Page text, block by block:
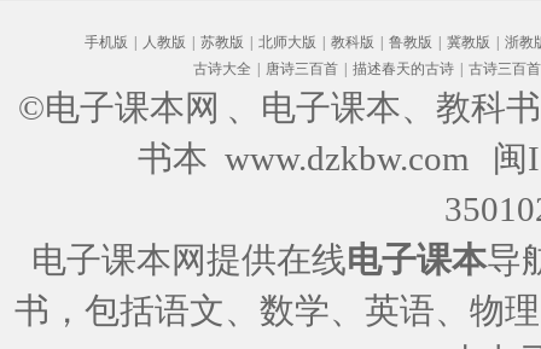
手机版 人教版 苏教版 北师大版 教科版 鲁教版 冀教版
浙教
古诗大全
唐诗三百首 描述春天的古诗 古诗三百首
©电子课本网 、电子课本、教科
书本 www.dzkbw.com
闽
电子课本网提供在线电子课本导
书，包括语文、数学、英语、物